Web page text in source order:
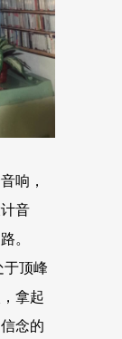
响，
音
。
于顶峰
拿起
念的